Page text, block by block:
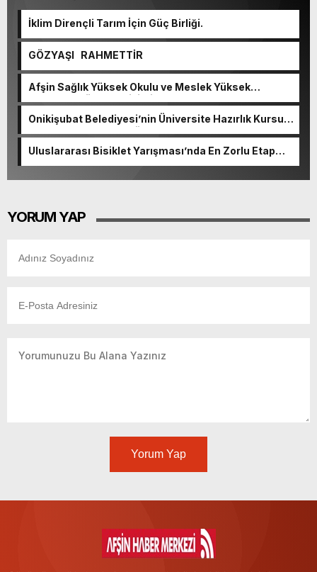
İklim Dirençli Tarım İçin Güç Birliği.
GÖZYAŞI RAHMETTİR
Afşin Sağlık Yüksek Okulu ve Meslek Yüksek
Okulunda görev değişimi!
Onikişubat Belediyesi’nin Üniversite Hazırlık Kursu
başvurularında son gün 7 Ağustos.
Uluslararası Bisiklet Yarışması’nda En Zorlu Etap
YORUM YAP
Yorum Yap